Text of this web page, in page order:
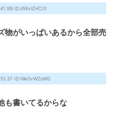
ID:dWvlZHC/0
物がいっぱいあるから全部売
ID:We0vWZoW0
も書いてるからな